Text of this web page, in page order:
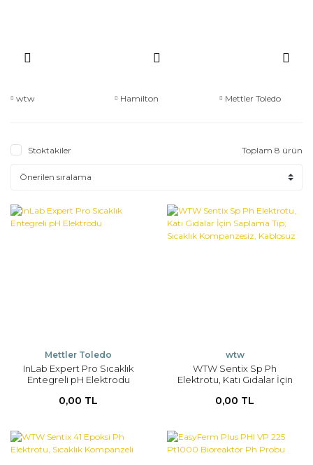
wtw Hamilton Mettler Toledo
Stoktakiler Toplam 8 ürün
Mettler Toledo
InLab Expert Pro Sıcaklık
Entegreli pH Elektrodu
0,00 TL
wtw
WTW Sentix Sp Ph
Elektrotu, Katı Gıdalar İçin
Kompanzesiz, Kablosuz
0,00 TL